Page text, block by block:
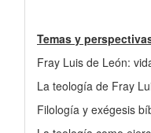
Temas y
Fray Luis de León:
La teología de Fray
Filología y exégesis